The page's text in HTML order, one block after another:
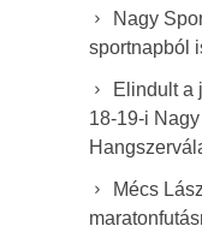
Nagy
sportnapból
Elindult a
18-19-i
Mécs